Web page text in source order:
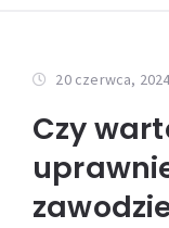
20 czerwca, 2024
Czy